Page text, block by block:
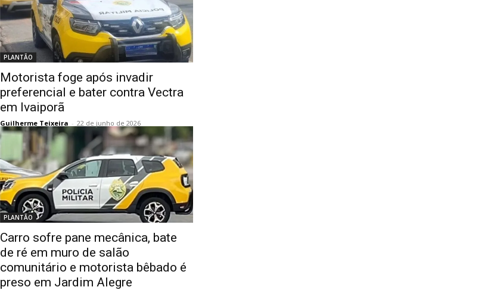
PLANTÃO
Motorista foge após invadir
preferencial e bater contra Vectra
em Ivaiporã
Guilherme Teixeira - 22 de junho de 2026
PLANTÃO
Carro sofre pane mecânica, bate
de ré em muro de salão
comunitário e motorista bêbado é
preso em Jardim Alegre